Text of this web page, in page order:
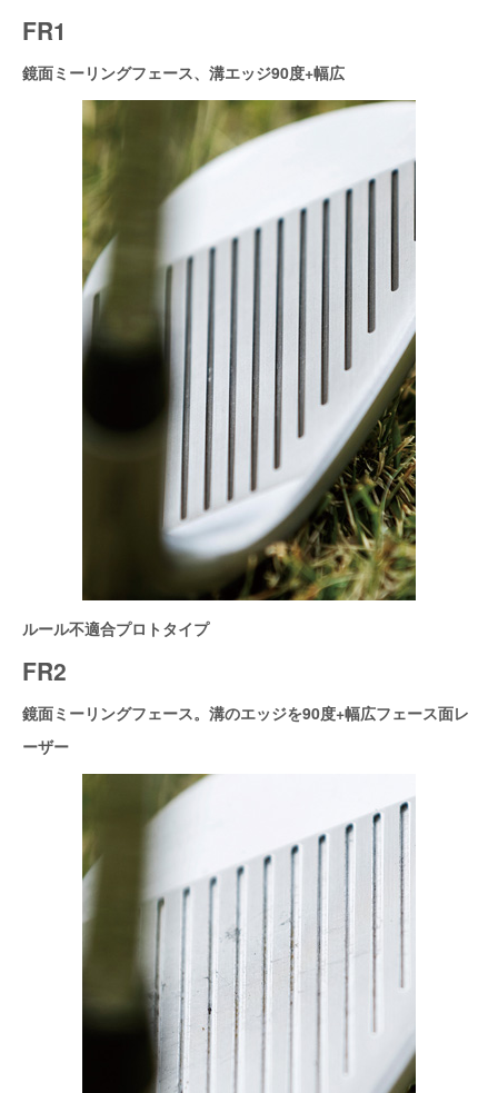
FR1
鏡面ミーリングフェース、溝エッジ90度+幅広
ルール不適合プロトタイプ
FR2
鏡面ミーリングフェース。溝のエッジを90度+幅広フェース面レ
ーザー